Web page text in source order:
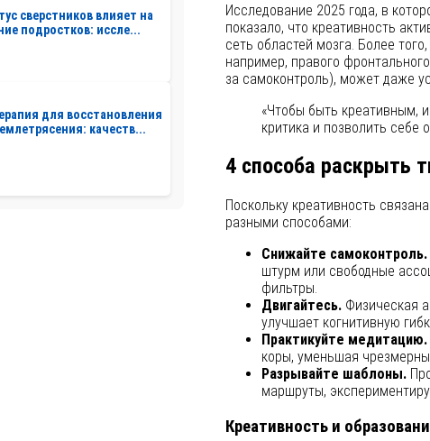
сверстников влияет на
подростков: иссле...
для восстановления
качеств...
Исследование 2025 года, в
показало, что креативность
сеть областей мозга. Более
например, правого
за самоконтроль), может даже
«Чтобы быть креативным,
критика и позволить себе
4 способа раскрыть
Поскольку креативность
разными способами:
Снижайте самоконтроль.
штурм или свободные
фильтры.
Двигайтесь.Физическая
улучшает когнитивную
Практикуйте медитацию.
коры, уменьшая
Разрывайте шаблоны.
маршруты,
Креативность и